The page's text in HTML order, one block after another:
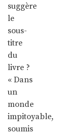
suggère
le
sous-
titre
du
livre ?
« Dans
un
monde
impitoyable,
soumis